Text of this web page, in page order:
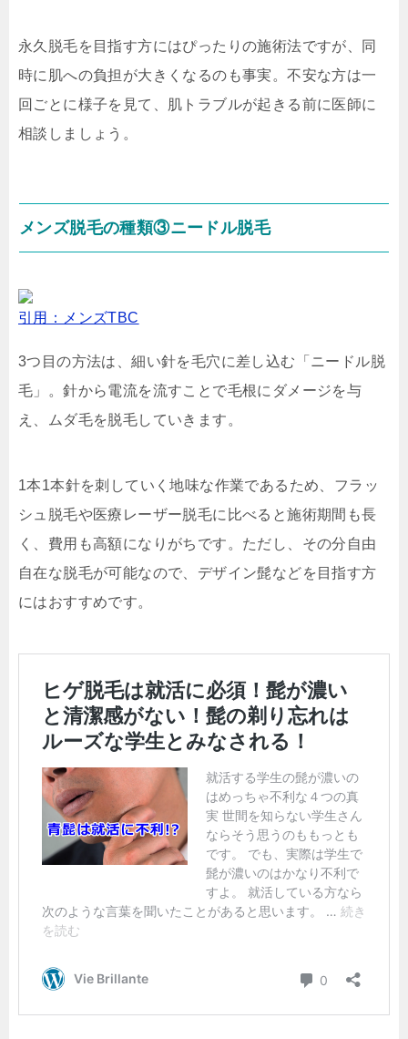
永久脱毛を目指す方にはぴったりの施術法ですが、同
時に肌への負担が大きくなるのも事実。不安な方は一
回ごとに様子を見て、肌トラブルが起きる前に医師に
相談しましょう。
メンズ脱毛の種類③ニードル脱毛
引用：メンズTBC
3つ目の方法は、細い針を毛穴に差し込む「ニードル脱
毛」。針から電流を流すことで毛根にダメージを与
え、ムダ毛を脱毛していきます。
1本1本針を刺していく地味な作業であるため、フラッ
シュ脱毛や医療レーザー脱毛に比べると施術期間も長
く、費用も高額になりがちです。ただし、その分自由
自在な脱毛が可能なので、デザイン髭などを目指す方
にはおすすめです。